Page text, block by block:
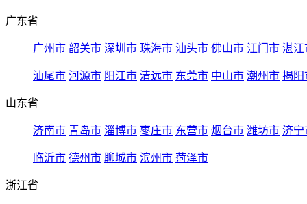
广东省
广州市 韶关市 深圳市 珠海市 汕头市 佛山市 江门市 湛江
汕尾市 河源市 阳江市 清远市 东莞市 中山市 潮州市 揭阳
山东省
济南市 青岛市 淄博市 枣庄市 东营市 烟台市 潍坊市 济宁
临沂市 德州市 聊城市 滨州市 菏泽市
浙江省